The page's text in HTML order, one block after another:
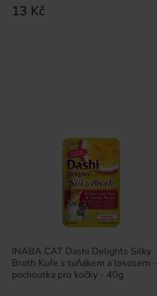
13 Kč
INABA CAT Dashi Delights Silky
Broth Kuře s tuňákem a lososem -
pochoutka pro kočky - 40g